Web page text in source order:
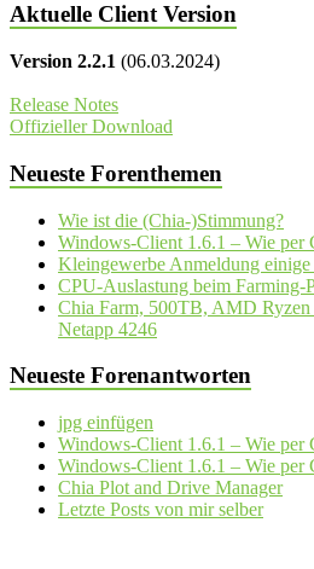
Aktuelle Client Version
Version 2.2.1 (06.03.2024)
Release Notes
Offizieller Download
Neueste Forenthemen
Wie ist die (Chia-)Stimmung?
Windows-Client 1.6.1 – Wie per
Kleingewerbe Anmeldung einige
CPU-Auslastung beim Farming-
Chia Farm, 500TB, AMD
Netapp 4246
Neueste Forenantworten
jpg einfügen
Windows-Client 1.6.1 – Wie per
Windows-Client 1.6.1 – Wie per
Chia Plot and Drive Manager
Letzte Posts von mir selber